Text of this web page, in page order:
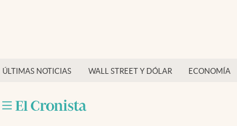
ÚLTIMAS NOTICIAS WALL STREET Y DÓLAR ECONOMÍA
Finanzas y economía
Inmigración